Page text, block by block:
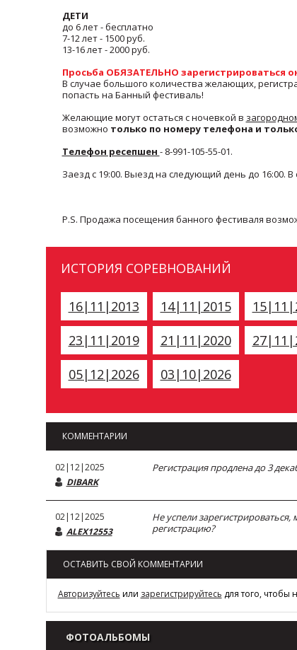
ДЕТИ
до 6 лет - бесплатно
7-12 лет - 1500 руб.
13-16 лет - 2000 руб.
Просьба ОБЯЗАТЕЛЬНО зарегистрироваться
В случае большого количества желающих,
попасть на Банный фестиваль!
Желающие могут остаться с ночевкой в
возможно только по номеру телефона и
Телефон ресепшен - 8-991-105-55-01.
Заезд с 19:00. Выезд на следующий день до 16:00.
P.S. Продажа посещения банного фестиваля
ИСТОРИЯ СОРЕВНОВАНИЙ
16|11|2013 14|11|2015
23|11|2019
21|11|2020
05|12|2026
03|10|2026
КОММЕНТАРИИ
02|12|2025
DIBARK
Регистрация продлена до 3
02|12|2025
ALEX12553
Не успели
регистрацию?
ОСТАВИТЬ СВОЙ КОММЕНТАРИИ
Авторизуйтесь или зарегистрируйтесь для того, чтобы
ФОТОАЛЬБОМЫ